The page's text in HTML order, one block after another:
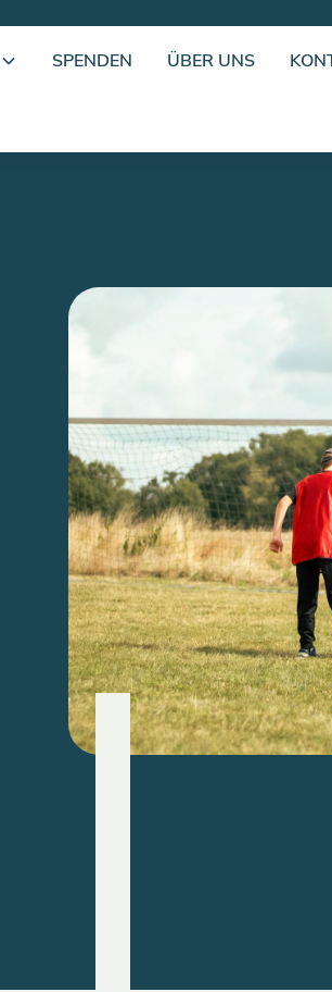
SPENDEN ÜBER UNS